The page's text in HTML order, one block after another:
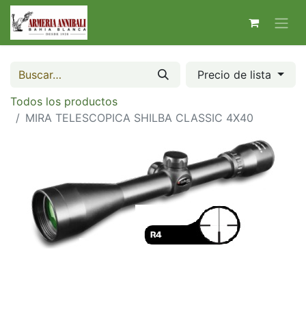
Precio de lista
Todos los productos
MIRA TELESCOPICA SHILBA CLASSIC 4X40